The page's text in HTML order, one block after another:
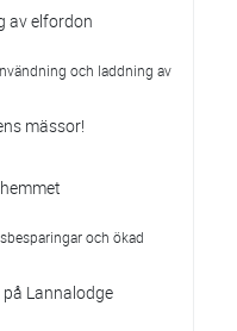
av elfordon
och laddning av
mässor!
och ökad
Lannalodge